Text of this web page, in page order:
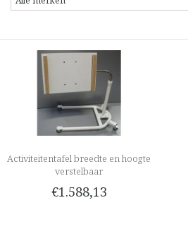
Activiteitentafel breedte en hoogte
verstelbaar
€1.588,13